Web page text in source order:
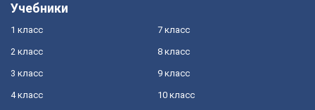
Учебники
1 класс
2 класс
3 класс
4 класс
7 класс
8 класс
9 класс
10 класс